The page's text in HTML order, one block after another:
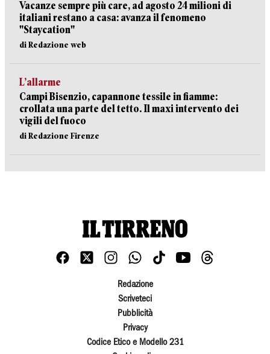
Vacanze sempre più care, ad agosto 24 milioni di
italiani restano a casa: avanza il fenomeno
"Staycation"
di Redazione web
L’allarme
Campi Bisenzio, capannone tessile in fiamme:
crollata una parte del tetto. Il maxi intervento dei
vigili del fuoco
di Redazione Firenze
Redazione
Scriveteci
Pubblicità
Privacy
Codice Etico e Modello 231